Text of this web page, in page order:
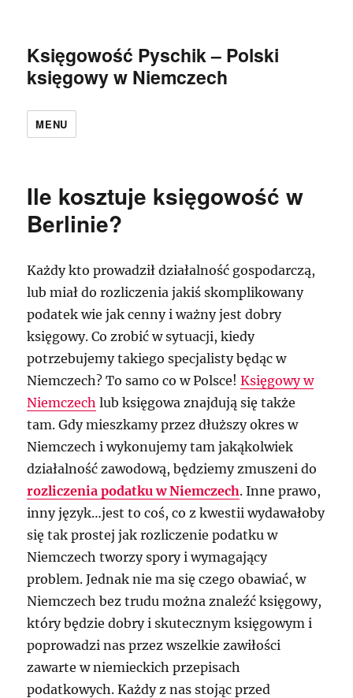
Księgowość Pyschik – Polski
księgowy w Niemczech
MENU
Ile kosztuje księgowość w
Berlinie?
Każdy kto prowadził działalność gospodarczą,
lub miał do rozliczenia jakiś skomplikowany
podatek wie jak cenny i ważny jest dobry
księgowy. Co zrobić w sytuacji, kiedy
potrzebujemy takiego specjalisty będąc w
Niemczech? To samo co w Polsce!Księgowy w
Niemczech lub księgowa znajdują się także
tam. Gdy mieszkamy przez dłuższy okres w
Niemczech i wykonujemy tam jakąkolwiek
działalność zawodową, będziemy zmuszeni do
rozliczenia podatku w Niemczech. Inne prawo,
inny język…jest to coś, co z kwestii wydawałoby
się tak prostej jak rozliczenie podatku w
Niemczech tworzy spory i wymagający
problem. Jednak nie ma się czego obawiać, w
Niemczech bez trudu można znaleźć księgowy,
który będzie dobry i skutecznym księgowym i
poprowadzi nas przez wszelkie zawiłości
zawarte w niemieckich przepisach
podatkowych. Każdy z nas stojąc przed